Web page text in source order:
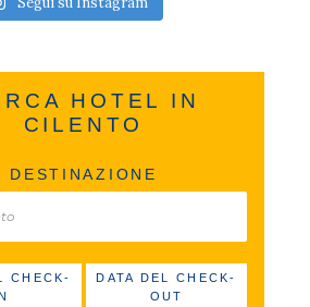
HOTEL IN
CILENTO
DESTINAZIONE
IN
DATA DEL CHECK-
OUT